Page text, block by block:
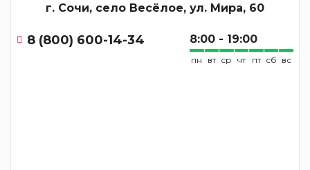
г. Сочи, село Весёлое, ул. Мира, 60
8 (800) 600-14-34 8:00 - 19:00
пн вт ср чт пт сб вс